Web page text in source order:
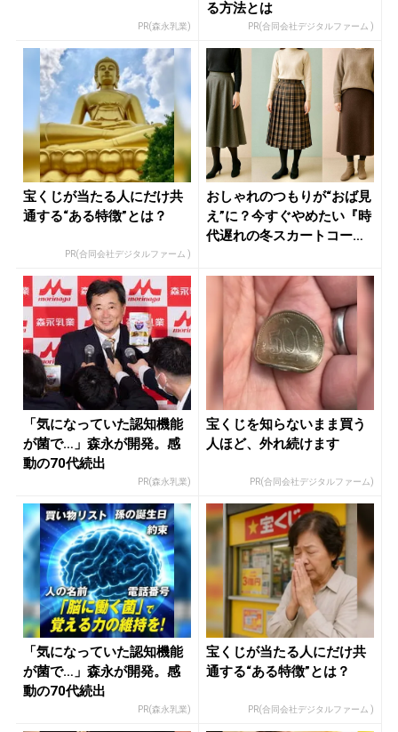
PR(森永乳業)
る方法とは
PR(合同会社デジタルファーム )
宝くじが当たる人にだけ共
通する“ある特徴”とは？
PR(合同会社デジタルファーム )
おしゃれのつもりが“おば見
え”に？今すぐやめたい『時
代遅れの冬スカートコー
「気になっていた認知機能
が菌で…」森永が開発。感
動の70代続出
PR(森永乳業)
宝くじを知らないまま買う
人ほど、外れ続けます
PR(合同会社デジタルファーム)
「気になっていた認知機能
が菌で…」森永が開発。感
動の70代続出
PR(森永乳業)
宝くじが当たる人にだけ共
通する“ある特徴”とは？
PR(合同会社デジタルファーム )